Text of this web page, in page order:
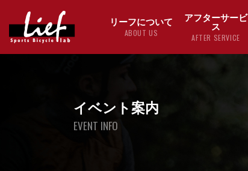
リーフについて
ABOUT US
アフターサービ
ス
AFTER SERVICE
イベント案内
EVENT INFO